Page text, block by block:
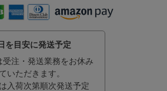
を目安に発送予定
注・発送業務をお休み
いただきます。
入荷次第順次発送予定